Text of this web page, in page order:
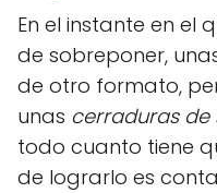
En el instante en el
de sobreponer,
de otro formato,
unas cerraduras
todo cuanto tiene
de lograrlo es